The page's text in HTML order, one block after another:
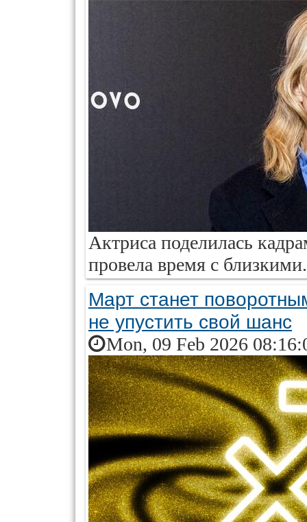
Актриса поделилась
провела время с близкими.
Март станет
не упустить свой шанс
Mon, 09 Feb 2026